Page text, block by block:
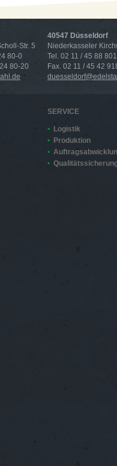
Str. 5
80-0
80-20
40547 Düsseldorf
Niederkasseler
Tel. 02 11 / 45 88 801
Fax. 02 11 / 45 42
SERVICE
Logistik
Produktion